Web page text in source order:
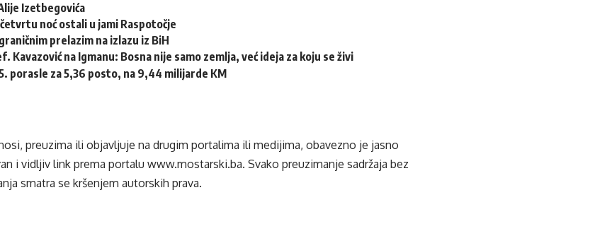
Izetbegovića
noć ostali u jami Raspotočje
prelazim na izlazu iz BiH
Kavazović na Igmanu: Bosna nije samo zemlja, već ideja za koju se živi
porasle za 5,36 posto, na 9,44 milijarde KM
preuzima ili objavljuje na drugim portalima ili medijima, obavezno je jasno
i vidljiv link prema portalu www.mostarski.ba. Svako preuzimanje sadržaja bez
smatra se kršenjem autorskih prava.